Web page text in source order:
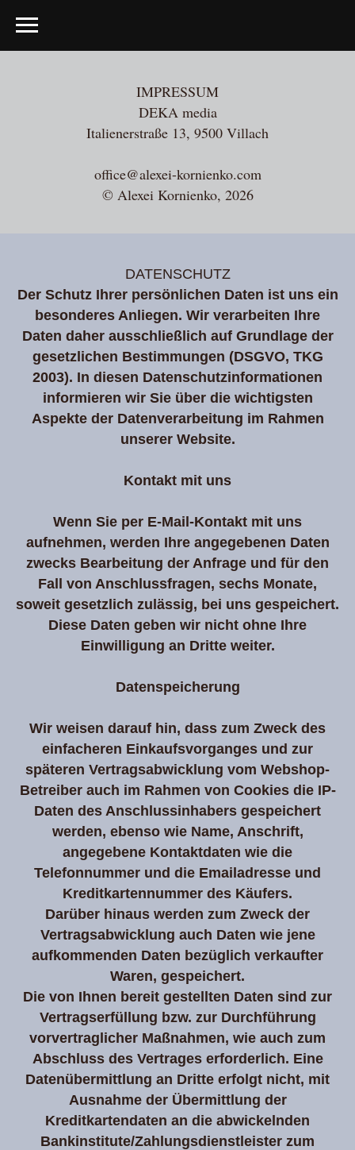
IMPRESSUM
DEKA media
Italienerstraße 13, 9500 Villach
office@alexei-kornienko.com
© Alexei Kornienko, 2026
DATENSCHUTZ
Der Schutz Ihrer persönlichen Daten ist uns ein
besonderes Anliegen. Wir verarbeiten Ihre
Daten daher ausschließlich auf Grundlage der
gesetzlichen Bestimmungen (DSGVO, TKG
2003). In diesen Datenschutzinformationen
informieren wir Sie über die wichtigsten
Aspekte der Datenverarbeitung im Rahmen
unserer Website.
Kontakt mit uns
Wenn Sie per E-Mail-Kontakt mit uns
aufnehmen, werden Ihre angegebenen Daten
zwecks Bearbeitung der Anfrage und für den
Fall von Anschlussfragen, sechs Monate,
soweit gesetzlich zulässig, bei uns gespeichert.
Diese Daten geben wir nicht ohne Ihre
Einwilligung an Dritte weiter.
Datenspeicherung
Wir weisen darauf hin, dass zum Zweck des
einfacheren Einkaufsvorganges und zur
späteren Vertragsabwicklung vom Webshop-
Betreiber auch im Rahmen von Cookies die IP-
Daten des Anschlussinhabers gespeichert
werden, ebenso wie Name, Anschrift,
angegebene Kontaktdaten wie die
Telefonnummer und die Emailadresse und
Kreditkartennummer des Käufers.
Darüber hinaus werden zum Zweck der
Vertragsabwicklung auch Daten wie jene
aufkommenden Daten bezüglich verkaufter
Waren, gespeichert.
Die von Ihnen bereit gestellten Daten sind zur
Vertragserfüllung bzw. zur Durchführung
vorvertraglicher Maßnahmen, wie auch zum
Abschluss des Vertrages erforderlich. Eine
Datenübermittlung an Dritte erfolgt nicht, mit
Ausnahme der Übermittlung der
Kreditkartendaten an die abwickelnden
Bankinstitute/Zahlungsdienstleister zum